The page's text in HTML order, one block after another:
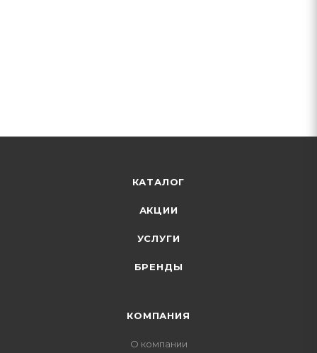
КАТАЛОГ
АКЦИИ
УСЛУГИ
БРЕНДЫ
КОМПАНИЯ
О компании